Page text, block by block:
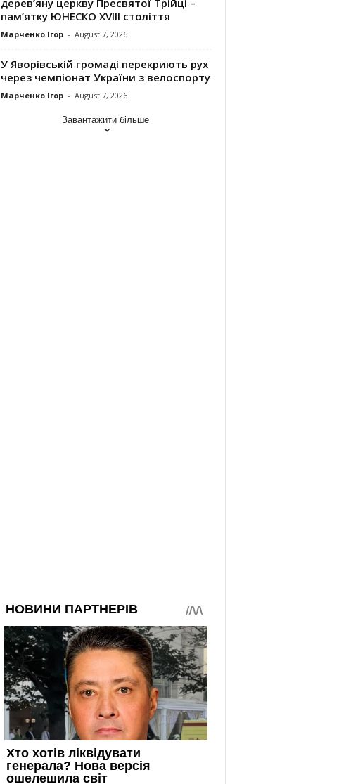
пам’ятку ЮНЕСКО XVIII століття
Марченко Ігор - August 7, 2026
У Яворівській громаді перекриють рух
через чемпіонат України з велоспорту
Марченко Ігор - August 7, 2026
Завантажити більше